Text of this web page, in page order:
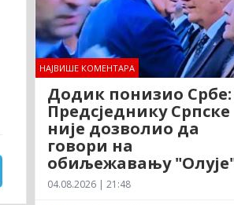
НАЈВИШЕ КОМЕНТАРА
Додик понизио Србе:
Предсједнику Српске
није дозволио да
говори на
обиљежавању
04.08.2026 | 21:48